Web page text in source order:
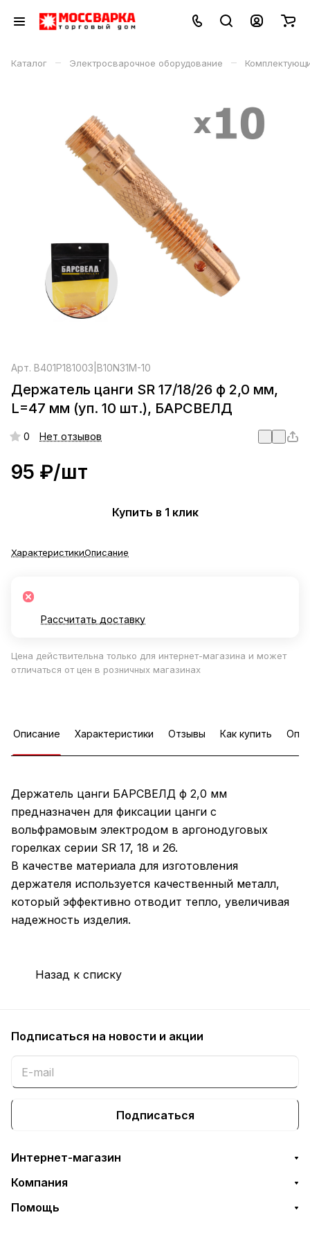
Каталог – Электросварочное оборудование –
Арт. B401P181003|B10N31M-10
Держатель цанги SR 17/18/26 ф 2,0 мм,
L=47 мм (уп. 10 шт.), БАРСВЕЛД
0 Нет отзывов
95 ₽/шт
Купить в 1 клик
ХарактеристикиОписание
Рассчитать доставку
Цена действительна только для интернет-магазина и может
отличаться от цен в розничных магазинах
Описание Характеристики Отзывы Как купить
Держатель цанги БАРСВЕЛД ф 2,0 мм
предназначен для фиксации цанги с
вольфрамовым электродом в аргонодуговых
горелках серии SR 17, 18 и 26.
В качестве материала для изготовления
держателя используется качественный металл,
который эффективно отводит тепло, увеличивая
надежность изделия.
Назад к списку
Подписаться на новости и акции
Подписаться
Интернет-магазин
Компания
Помощь